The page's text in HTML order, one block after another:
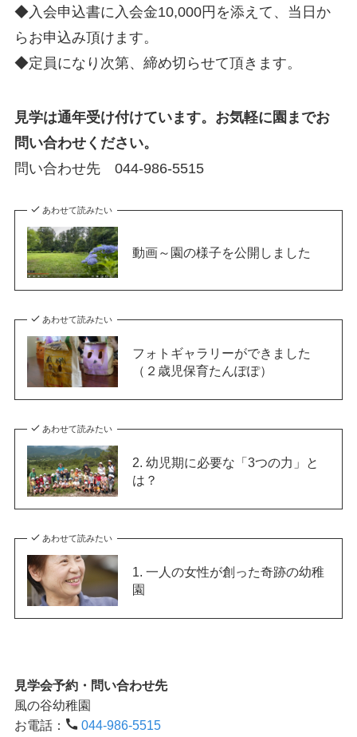
◆入会申込書に入会金10,000円を添えて、当日か
らお申込み頂けます。
◆定員になり次第、締め切らせて頂きます。
見学は通年受け付けています。 お気軽に園までお
問い合わせください。
問い合わせ先 044-986-5515
あわせて読みたい
動画～園の様子を公開しました
あわせて読みたい
フォトギャラリーができました
（２歳児保育たんぽぽ）
あわせて読みたい
2. 幼児期に必要な「3つの力」と
は？
あわせて読みたい
1. 一人の女性が創った奇跡の幼稚
園
見学会予約・問い合わせ先
風の谷幼稚園
お電話：
044-986-5515